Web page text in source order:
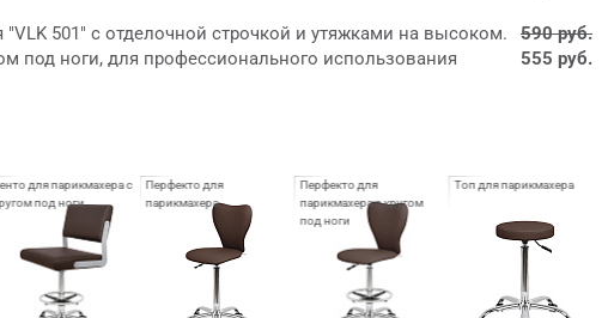
"VLK 501" с отделочной строчкой и утяжками на высоком.
под ноги, для профессионального использования
590 руб.
555 руб.